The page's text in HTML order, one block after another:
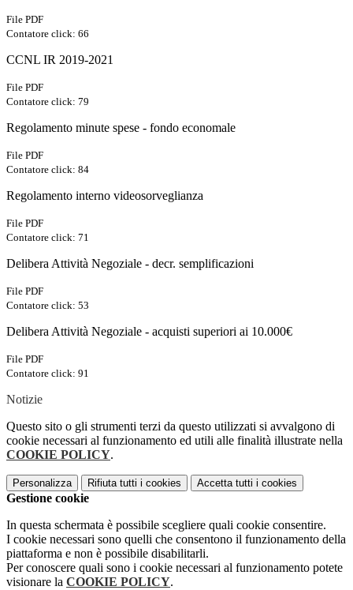
File PDF
Contatore click: 66
CCNL IR 2019-2021
File PDF
Contatore click: 79
Regolamento minute spese - fondo economale
File PDF
Contatore click: 84
Regolamento interno videosorveglianza
File PDF
Contatore click: 71
Delibera Attività Negoziale - decr. semplificazioni
File PDF
Contatore click: 53
Delibera Attività Negoziale - acquisti superiori ai 10.000€
File PDF
Contatore click: 91
Notizie
Questo sito o gli strumenti terzi da questo utilizzati si avvalgono di
cookie necessari al funzionamento ed utili alle finalità illustrate nella
COOKIE POLICY.
Personalizza Rifiuta tutti i cookies Accetta tutti i cookies
Gestione cookie
In questa schermata è possibile scegliere quali cookie consentire.
I cookie necessari sono quelli che consentono il funzionamento della
piattaforma e non è possibile disabilitarli.
Per conoscere quali sono i cookie necessari al funzionamento potete
visionare la COOKIE POLICY.